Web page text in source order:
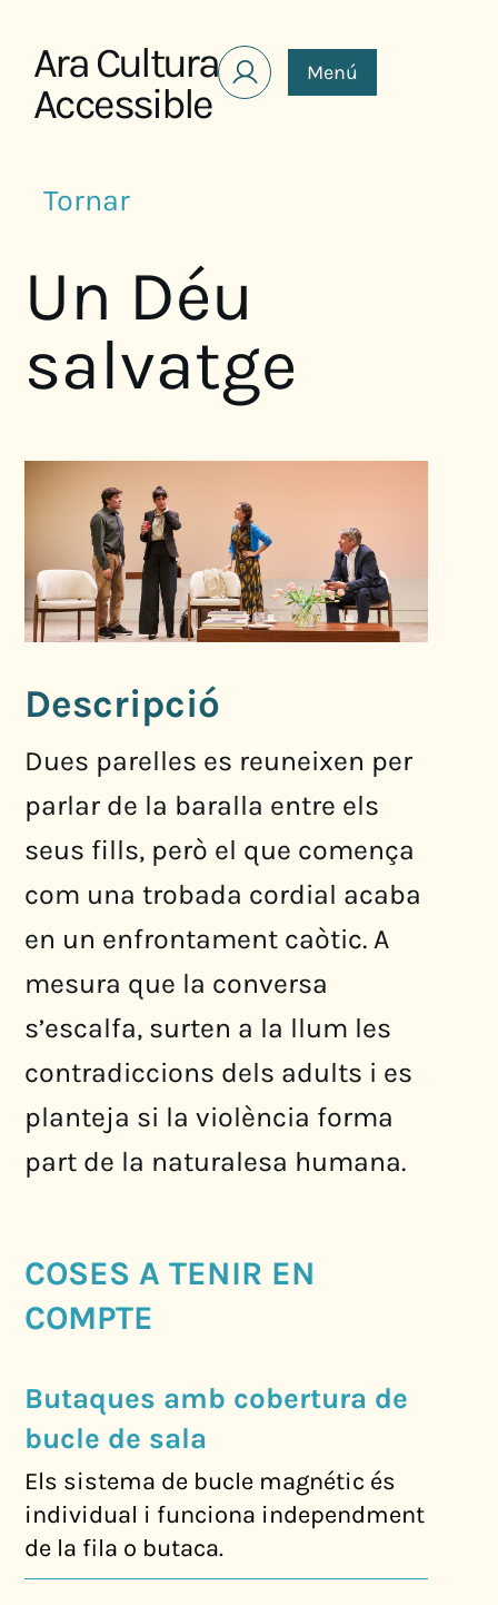
Ara Cultura
Accessible
Menú
Tornar
Un Déu
salvatge
Descripció
Dues parelles es reuneixen per
parlar de la baralla entre els
seus fills, però el que comença
com una trobada cordial acaba
en un enfrontament caòtic. A
mesura que la conversa
s’escalfa, surten a la llum les
contradiccions dels adults i es
planteja si la violència forma
part de la naturalesa humana.
COSES A TENIR EN
COMPTE
Butaques amb cobertura de
bucle de sala
Els sistema de bucle magnétic és
individual i funciona independment
de la fila o butaca.